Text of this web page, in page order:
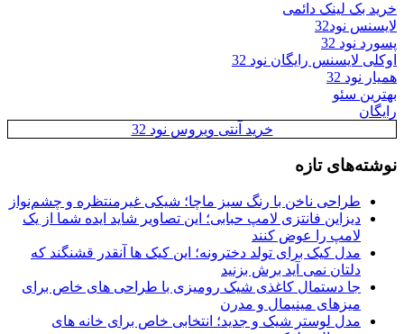
خرید بک لینک دائمی
لایسنس نود32
پسورد نود 32
اوکلی لایسنس رایگان نود 32
همیار نود 32
بهترین سئو
رایگان
خرید آنتی ویروس نود 32
نوشته‌های تازه
طراحی ناخن با رنگ سبز ماچا؛ شیکی غیرمنتظره و چشم‌نواز
دیزاین فانتزی لامپ حبابی؛ این تصاویر شاید ایده شما از یک
لامپ را عوض کنند
مدل کیک برای تولد دخترونه؛ این کیک ها آنقدر قشنگند که
دلتان نمی آید برش بزنید
جا دستمال کاغذی شیک رومیزی با طراحی های خاص برای
میزهای مینیمال و مدرن
مدل لوستر شیک و جدید؛ انتخابی خاص برای خانه های